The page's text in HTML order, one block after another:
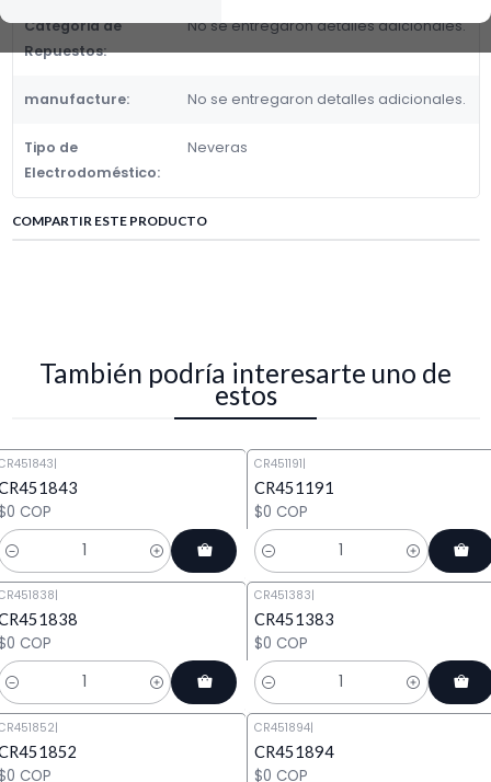
Categoria de
Repuestos:
No se entregaron detalles adicionales.
manufacture: No se entregaron detalles adicionales.
Tipo de
Electrodoméstico:
Neveras
COMPARTIR ESTE PRODUCTO
También podría interesarte uno de
estos
|
COP
CR451191|
CR451191
$0 COP
Cantidad
|
COP
CR451383|
CR451383
$0 COP
Cantidad
|
COP
CR451894|
CR451894
$0 COP